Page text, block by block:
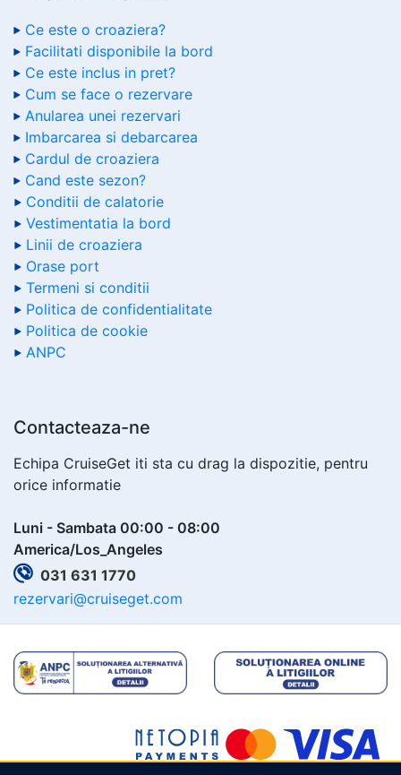
Ce este o croaziera?
Facilitati disponibile la bord
Ce este inclus in pret?
Cum se face o rezervare
Anularea unei rezervari
Imbarcarea si debarcarea
Cardul de croaziera
Cand este sezon?
Conditii de calatorie
Vestimentatia la bord
Linii de croaziera
Orase port
Termeni si conditii
Politica de confidentialitate
Politica de cookie
ANPC
Contacteaza-ne
Echipa CruiseGet iti sta cu drag la dispozitie, pentru
orice informatie
Luni - Sambata 00:00 - 08:00
America/Los_Angeles
031 631 1770
rezervari@cruiseget.com